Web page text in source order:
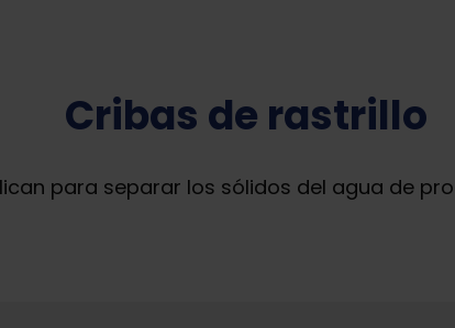
Cribas de rastrillo
para separar los sólidos del agua de